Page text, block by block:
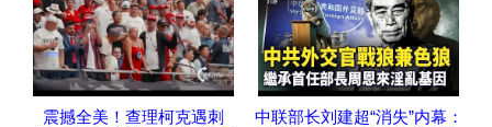
震撼全美！查理柯克遇刺
中联部长刘建超“消失”内幕：